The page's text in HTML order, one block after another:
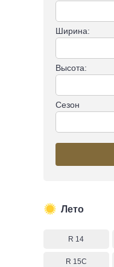
Ширина:
Высота:
Сезон
Лето
R 14
R 15C